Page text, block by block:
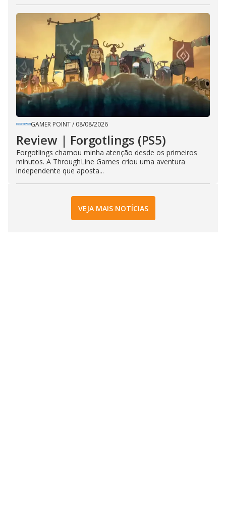
GAMER POINT/ 08/08/2026
Review | Forgotlings (PS5)
Forgotlings chamou minha atenção desde os primeiros
minutos. A ThroughLine Games criou uma aventura
independente que aposta...
VEJA MAIS NOTÍCIAS